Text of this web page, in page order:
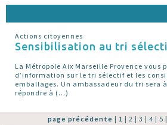
Actions citoyennes
Sensibilisation au tri
La Métropole Aix Marseille Provence vous
d’information sur le tri sélectif et les
emballages. Un ambassadeur du tri sera
répondre à (…)
page précédente | 1 | 2 | 3 | 4 | 5 |